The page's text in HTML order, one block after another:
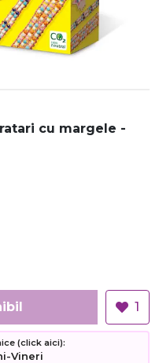
cu margele -
1
(click aici):
Vineri